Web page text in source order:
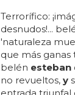
Terrorífico:
desnudos!...
'naturaleza
que más ganas
belén esteban
no revueltos, y